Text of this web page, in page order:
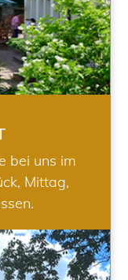
bei uns im
Mittag,